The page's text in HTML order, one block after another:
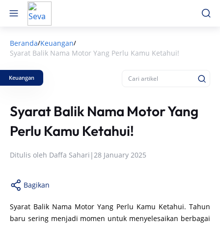
Beranda/Keuangan/
Syarat Balik Nama Motor Yang Perlu Kamu Ketahui!
Keuangan
Syarat Balik Nama Motor Yang
Perlu Kamu Ketahui!
Ditulis oleh Daffa Sahari |28 January 2025
Bagikan
Syarat Balik Nama Motor Yang Perlu Kamu Ketahui. Tahun
baru sering menjadi momen untuk menyelesaikan berbagai